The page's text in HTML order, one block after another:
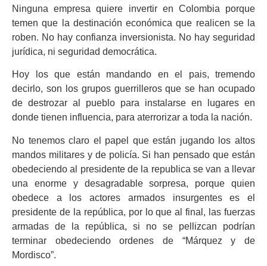
Ninguna empresa quiere invertir en Colombia porque
temen que la destinación económica que realicen se la
roben. No hay confianza inversionista. No hay seguridad
jurídica, ni seguridad democrática.
Hoy los que están mandando en el pais, tremendo
decirlo, son los grupos guerrilleros que se han ocupado
de destrozar al pueblo para instalarse en lugares en
donde tienen influencia, para aterrorizar a toda la nación.
No tenemos claro el papel que están jugando los altos
mandos militares y de policía. Si han pensado que están
obedeciendo al presidente de la republica se van a llevar
una enorme y desagradable sorpresa, porque quien
obedece a los actores armados insurgentes es el
presidente de la república, por lo que al final, las fuerzas
armadas de la república, si no se pellizcan podrían
terminar obedeciendo ordenes de “Márquez y de
Mordisco”.